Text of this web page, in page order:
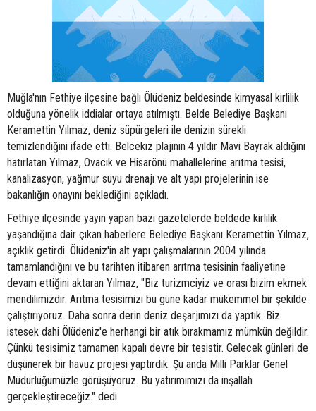
Muğla'nın Fethiye ilçesine bağlı Ölüdeniz beldesinde kimyasal kirlilik
olduğuna yönelik iddialar ortaya atılmıştı. Belde Belediye Başkanı
Keramettin Yılmaz, deniz süpürgeleri ile denizin sürekli
temizlendiğini ifade etti. Belcekız plajının 4 yıldır Mavi Bayrak aldığını
hatırlatan Yılmaz, Ovacık ve Hisarönü mahallelerine arıtma tesisi,
kanalizasyon, yağmur suyu drenajı ve alt yapı projelerinin ise
bakanlığın onayını beklediğini açıkladı.
Fethiye ilçesinde yayın yapan bazı gazetelerde beldede kirlilik
yaşandığına dair çıkan haberlere Belediye Başkanı Keramettin Yılmaz,
açıklık getirdi. Ölüdeniz'in alt yapı çalışmalarının 2004 yılında
tamamlandığını ve bu tarihten itibaren arıtma tesisinin faaliyetine
devam ettiğini aktaran Yılmaz, "Biz turizmciyiz ve orası bizim ekmek
mendilimizdir. Arıtma tesisimizi bu güne kadar mükemmel bir şekilde
çalıştırıyoruz. Daha sonra derin deniz deşarjımızı da yaptık. Biz
istesek dahi Ölüdeniz'e herhangi bir atık bırakmamız mümkün değildir.
Çünkü tesisimiz tamamen kapalı devre bir tesistir. Gelecek günleri de
düşünerek bir havuz projesi yaptırdık. Şu anda Milli Parklar Genel
Müdürlüğümüzle görüşüyoruz. Bu yatırımımızı da inşallah
gerçekleştireceğiz." dedi.